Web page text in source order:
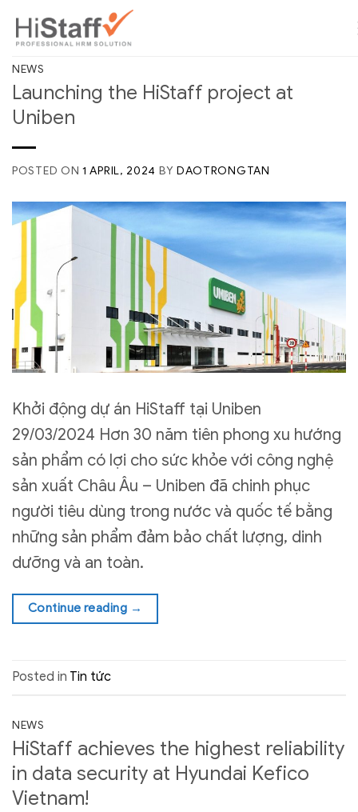
NEWS
Launching the HiStaff project at
Uniben
POSTED ON 1 APRIL, 2024 BY DAOTRONGTAN
Khởi động dự án HiStaff tại Uniben
29/03/2024 Hơn 30 năm tiên phong xu hướng
sản phẩm có lợi cho sức khỏe với công nghệ
sản xuất Châu Âu – Uniben đã chinh phục
người tiêu dùng trong nước và quốc tế bằng
những sản phẩm đảm bảo chất lượng, dinh
dưỡng và an toàn.
Continue reading →
Posted in Tin tức
NEWS
HiStaff achieves the highest reliability
in data security at Hyundai Kefico
Vietnam!